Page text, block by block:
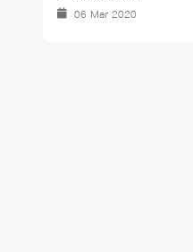
06 Mar 2020